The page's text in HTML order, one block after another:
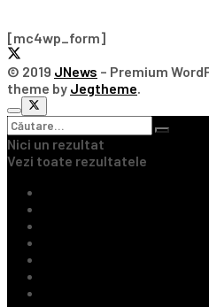
[mc4wp_form]
© 2019 JNews – Premium
theme by Jegtheme
Nici un rezultat
Vezi toate rezultatele